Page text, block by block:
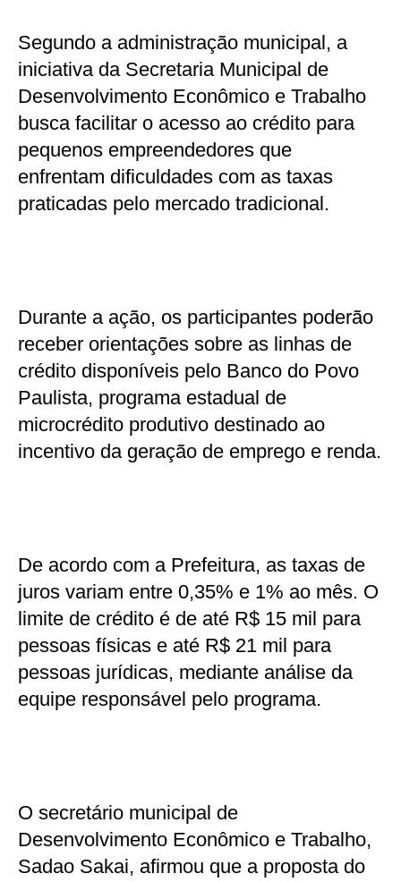
Segundo a administração municipal, a
iniciativa da Secretaria Municipal de
Desenvolvimento Econômico e Trabalho
busca facilitar o acesso ao crédito para
pequenos empreendedores que
enfrentam dificuldades com as taxas
praticadas pelo mercado tradicional.
Durante a ação, os participantes poderão
receber orientações sobre as linhas de
crédito disponíveis pelo Banco do Povo
Paulista, programa estadual de
microcrédito produtivo destinado ao
incentivo da geração de emprego e renda.
De acordo com a Prefeitura, as taxas de
juros variam entre 0,35% e 1% ao mês. O
limite de crédito é de até R$ 15 mil para
pessoas físicas e até R$ 21 mil para
pessoas jurídicas, mediante análise da
equipe responsável pelo programa.
O secretário municipal de
Desenvolvimento Econômico e Trabalho,
Sadao Sakai, afirmou que a proposta do